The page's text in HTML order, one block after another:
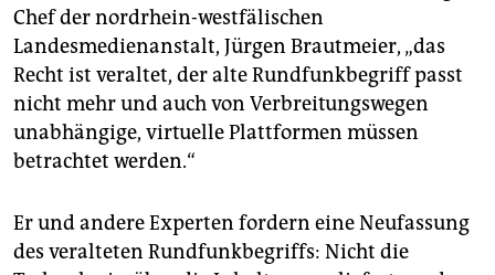
Chef der nordrhein-westfälischen
Landesmedienanstalt, Jürgen Brautmeier, „das
Recht ist veraltet, der alte Rundfunkbegriff passt
nicht mehr und auch von Verbreitungswegen
unabhängige, virtuelle Plattformen müssen
betrachtet werden.“
Er und andere Experten fordern eine Neufassung
des veralteten Rundfunkbegriffs: Nicht die